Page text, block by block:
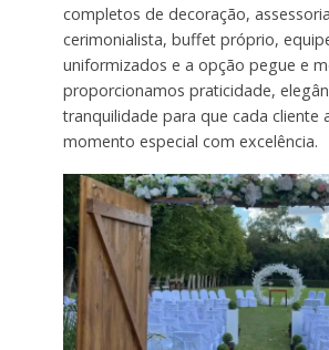
completos de decoração,
cerimonialista, buffet próprio,
uniformizados e a opção pegue e
proporcionamos praticidade,
tranquilidade para que cada cliente
momento especial com excelência.